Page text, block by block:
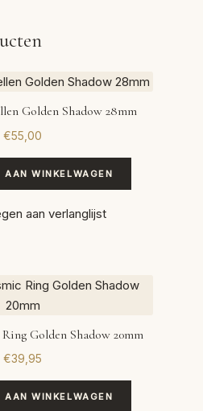
Golden Shadow 28mm
€55,00
AAN WINKELWAGEN
aan verlanglijst
Golden Shadow 20mm
€39,95
AAN WINKELWAGEN